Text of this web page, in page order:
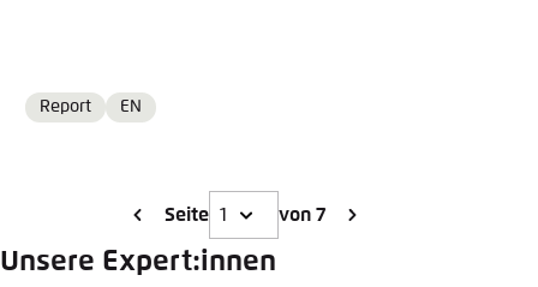
Format
Report Language
EN
Seite von 7
Unsere Expert:innen